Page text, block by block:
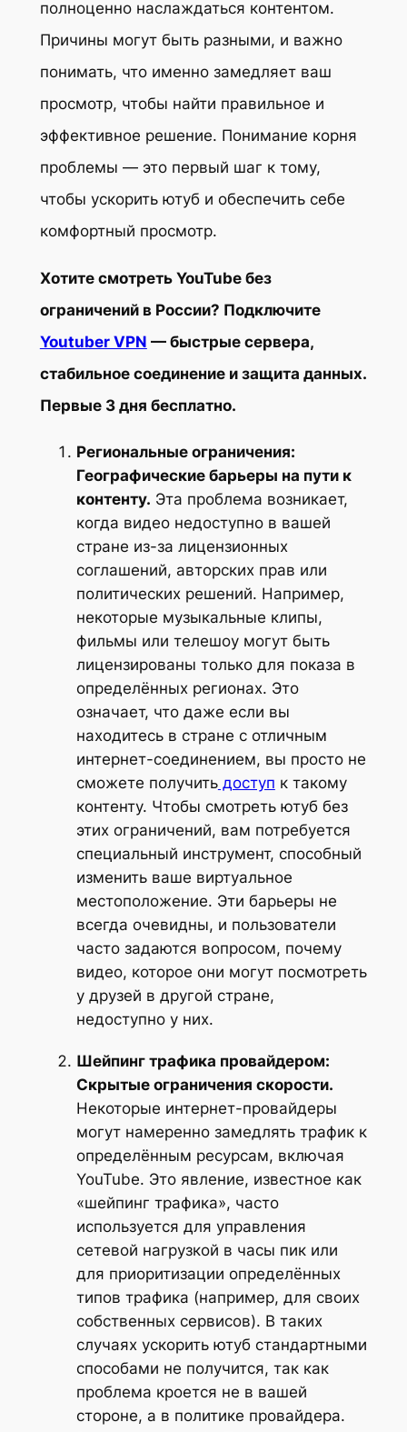
полноценно наслаждаться контентом.
Причины могут быть разными, и важно
понимать, что именно замедляет ваш
просмотр, чтобы найти правильное и
эффективное решение. Понимание корня
проблемы — это первый шаг к тому,
чтобы ускорить ютуб и обеспечить себе
комфортный просмотр.
Хотите смотреть YouTube без
ограничений в России? Подключите
Youtuber VPN — быстрые сервера,
стабильное соединение и защита данных.
Первые 3 дня бесплатно.
Региональные ограничения:
Географические барьеры на пути к
контенту. Эта проблема возникает,
когда видео недоступно в вашей
стране из-за лицензионных
соглашений, авторских прав или
политических решений. Например,
некоторые музыкальные клипы,
фильмы или телешоу могут быть
лицензированы только для показа в
определённых регионах. Это
означает, что даже если вы
находитесь в стране с отличным
интернет-соединением, вы просто не
сможете получитьдоступ к такому
контенту. Чтобы смотреть ютуб без
этих ограничений, вам потребуется
специальный инструмент, способный
изменить ваше виртуальное
местоположение. Эти барьеры не
всегда очевидны, и пользователи
часто задаются вопросом, почему
видео, которое они могут посмотреть
у друзей в другой стране,
недоступно у них.
Шейпинг трафика провайдером:
Скрытые ограничения скорости.
Некоторые интернет-провайдеры
могут намеренно замедлять трафик к
определённым ресурсам, включая
YouTube. Это явление, известное как
«шейпинг трафика», часто
используется для управления
сетевой нагрузкой в часы пик или
для приоритизации определённых
типов трафика (например, для своих
собственных сервисов). В таких
случаях ускорить ютуб стандартными
способами не получится, так как
проблема кроется не в вашей
стороне, а в политике провайдера.